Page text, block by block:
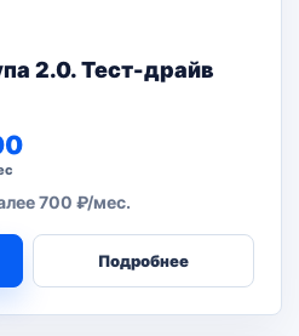
2.0. Тест-драйв
700 ₽/мес.
Подробнее